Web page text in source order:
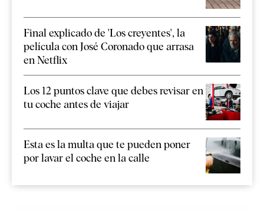
Final explicado de 'Los creyentes', la
película con José Coronado que arrasa
en Netflix
Los 12 puntos clave que debes revisar en
tu coche antes de viajar
Esta es la multa que te pueden poner
por lavar el coche en la calle